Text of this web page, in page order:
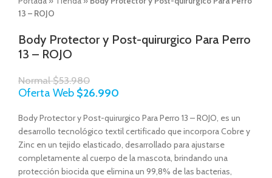
13 – ROJO
Body Protector y Post-quirurgico Para Perro
13 – ROJO
Normal$53.980
Oferta Web $26.990
Body Protector y Post-quirurgico Para Perro 13 – ROJO, es un
desarrollo tecnológico textil certificado que incorpora Cobre y
Zinc en un tejido elasticado, desarrollado para ajustarse
completamente al cuerpo de la mascota, brindando una
protección biocida que elimina un 99,8% de las bacterias,